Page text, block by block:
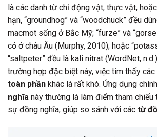
là các danh từ chỉ động vật, thực vật,
hạn, “groundhog” và “woodchuck” đều
macmot sống ở Bắc Mỹ; “furze” và
cỏ ở châu Âu (Murphy, 2010); hoặc
“saltpeter” đều là kali nitrat (WordNet,
trường hợp đặc biệt này, việc tìm thấy các
toàn phần khác là rất khó. Ứng dụng
nghĩa này thường là làm điểm tham chiếu
sự đồng nghĩa, giúp so sánh với các từ